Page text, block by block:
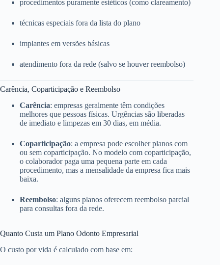
procedimentos puramente estéticos (como clareamento)
técnicas especiais fora da lista do plano
implantes em versões básicas
atendimento fora da rede (salvo se houver reembolso)
Carência, Coparticipação e Reembolso
Carência: empresas geralmente têm condições
melhores que pessoas físicas. Urgências são liberadas
de imediato e limpezas em 30 dias, em média.
Coparticipação: a empresa pode escolher planos com
ou sem coparticipação. No modelo com coparticipação,
o colaborador paga uma pequena parte em cada
procedimento, mas a mensalidade da empresa fica mais
baixa.
Reembolso: alguns planos oferecem reembolso parcial
para consultas fora da rede.
Quanto Custa um Plano Odonto Empresarial
O custo por vida é calculado com base em: